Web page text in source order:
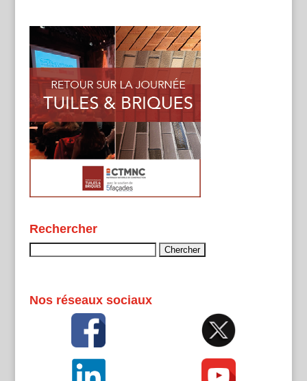
Rechercher
Nos réseaux sociaux